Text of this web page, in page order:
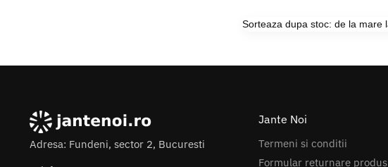
Adresa: Fundeni, sector 2, Bucuresti
Jante Noi
Termeni si conditii
Formular returnare produs